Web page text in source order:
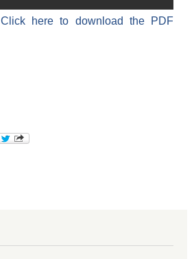
Click here to download the PDF